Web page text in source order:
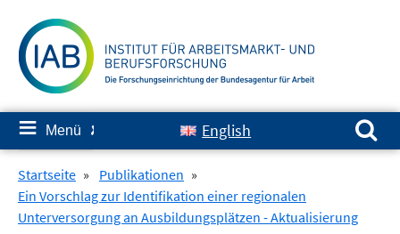
zum
Inhalt
≡ Menü ✘ English
Suchen nach:
Startseite » Publikationen »
Ein Vorschlag zur Identifikation einer regionalen
Unterversorgung an Ausbildungsplätzen - Aktualisierung